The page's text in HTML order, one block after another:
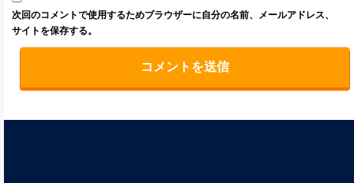
次回のコメントで使用するためブラウザーに自分の名前、メールアドレス、
サイトを保存する。